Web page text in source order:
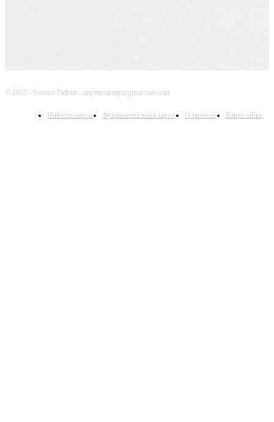
© 2023 - Science Debate - научно-популярные новости
Новости науки Фундаментальная наука О проекте Карта сайта